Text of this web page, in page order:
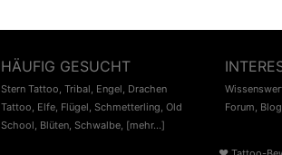
HÄUFIG GESUCHT
Stern Tattoo, Tribal, Engel, Drachen
Tattoo, Elfe, Flügel, Schmetterling, Old
School, Blüten, Schwalbe, [mehr...]
Forum, Blog